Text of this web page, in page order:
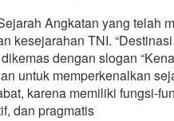
Angkatan yang telah
kesejarahan TNI.
dengan slogan
untuk memperkenalkan
karena memiliki fungsi-
dan pragmatis